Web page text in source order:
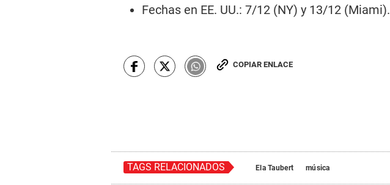
Fechas en EE. UU.: 7/12 (NY) y 13/12 (Miami).
COPIAR ENLACE
TAGS RELACIONADOS Ela Taubert música